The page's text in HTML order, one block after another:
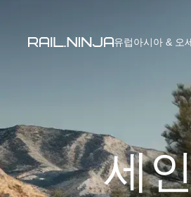
유럽아시아 & 오
세